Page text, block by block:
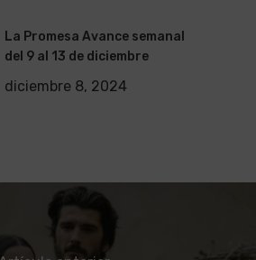
La Promesa Avance semanal
del 9 al 13 de diciembre
diciembre 8, 2024